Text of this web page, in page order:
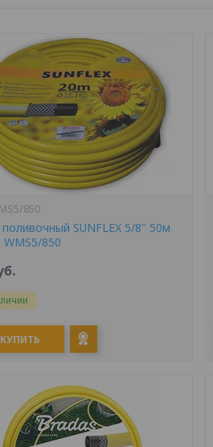
850
SUNFLEX 5/8" 50м
WMS5/850
КУПИТЬ